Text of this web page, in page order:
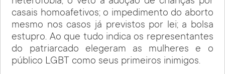
casais homoafetivos; o impedimento do aborto
mesmo nos casos já previstos por lei; a bolsa
estupro. Ao que tudo indica os representantes
do patriarcado elegeram as mulheres e o
público LGBT como seus primeiros inimigos.